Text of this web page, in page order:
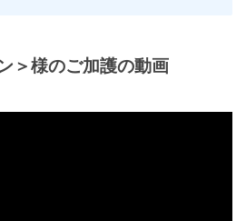
＞様のご加護の動画